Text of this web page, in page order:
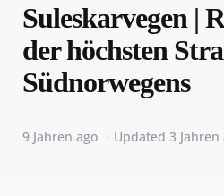
Suleskarvegen |
der höchsten
Südnorwegens
9 Jahren ago Updated 3 Jahren